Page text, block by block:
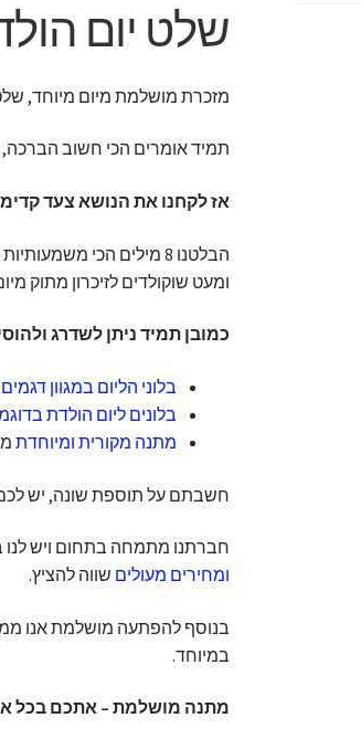
שלט יום
מזכרת מושלמת מיום מיוחד,
תמיד אומרים הכי חשוב
אז לקחנו את הנושא צעד
הבלטנו 8 מילים הכי
ומעט שוקולדים לזיכרון מתוק
כמובן תמיד ניתן לשדרג
בלוני הליום במגוון דגמים
בלונים ליום הולדת
מתנה מקורית ומיוחדת
חשבתם על תוספת שונה, יש לכם
חברתנו מתמחה בתחום ויש לנו
ומחירים מעולים שווה להציץ.
בנוסף להפתעה מושלמת אנו
במיוחד.
מתנה מושלמת – אתכם בכל